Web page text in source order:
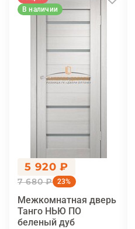
В наличии
5 920 ₽
7 680 ₽ 23%
Межкомнатная дверь
Танго НЬЮ ПО
беленый дуб